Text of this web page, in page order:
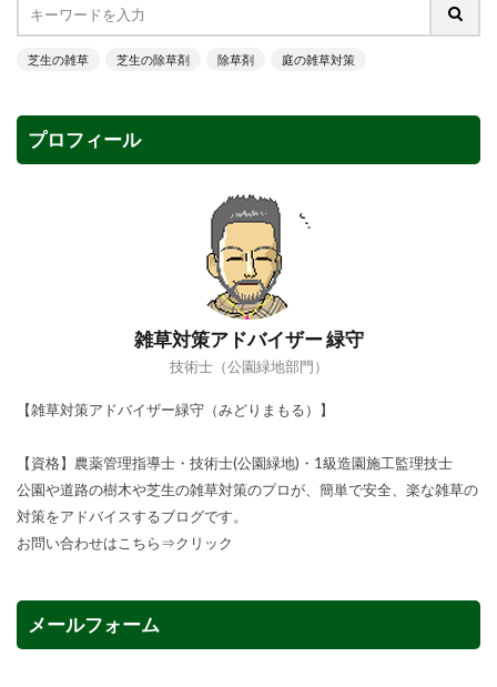
芝生の雑草 芝生の除草剤 除草剤 庭の雑草対策
プロフィール
雑草対策アドバイザー 緑守
技術士（公園緑地部門）
【雑草対策アドバイザー緑守（みどりまもる）】
【資格】農薬管理指導士・技術士(公園緑地)・1級造園施工監理技士
公園や道路の樹木や芝生の雑草対策のプロが、簡単で安全、楽な雑草の
対策をアドバイスするブログです。
お問い合わせはこちら⇒クリック
メールフォーム